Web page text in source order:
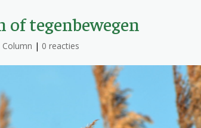
of tegenbewegen
Column | 0 reacties